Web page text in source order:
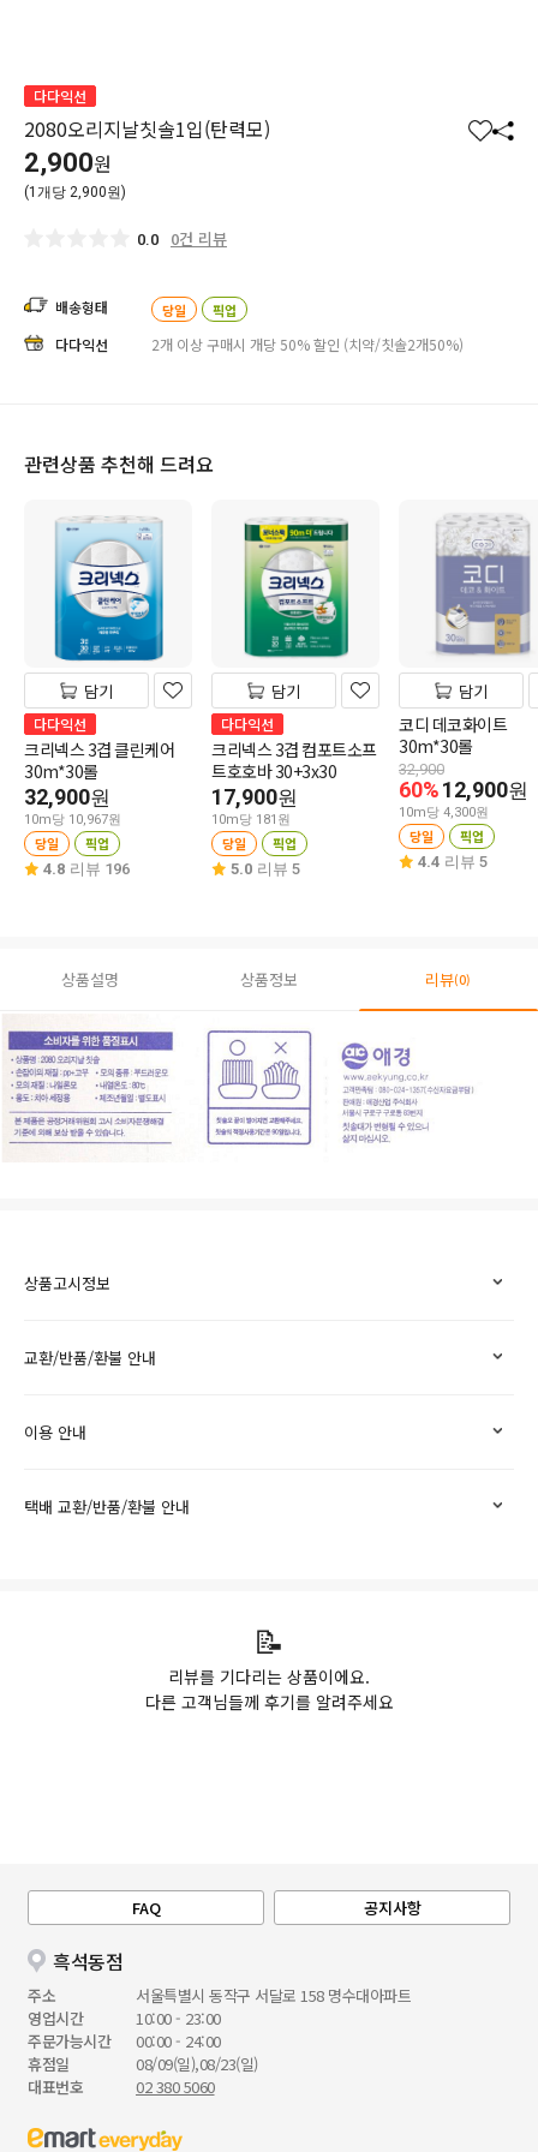
다다익선
2080오리지날칫솔1입(탄력모)
찜 공
2,900원
(1개당 2,900원)
0.0 0건 리뷰
배송형태 당일 픽업
다다익선 2개 이상 구매시 개당 50% 할인 (치약/칫솔2개50%)
관련상품 추천해 드려요
담기
다다익선
크리넥스 3겹 클린케어
30m*30롤
32,900원
10m당 10,967원
당일 픽업
4.8 리뷰 196
담기
다다익선
크리넥스 3겹 컴포트소프
트호호바 30+3x30
17,900원
10m당 181원
당일 픽업
5.0 리뷰 5
담기
코디 데코화이트
30m*30롤
32,900
60%12,900원
10m당 4,300원
당일 픽업
4.4 리뷰 5
상품설명 상품정보 리뷰(0)
상품고시정보
교환/반품/환불 안내
이용 안내
택배 교환/반품/환불 안내
📝
리뷰를 기다리는 상품이에요.
다른 고객님들께 후기를 알려주세요
FAQ 공지사항
흑석동점
주소
서울특별시 동작구 서달로 158 명수대아파트
영업시간
10:00 - 23:00
주문가능시간
00:00 - 24:00
휴점일
08/09(일),08/23(일)
대표번호
02 380 5060